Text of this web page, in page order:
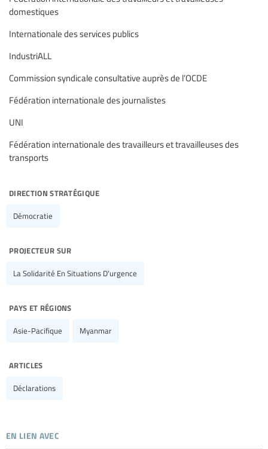
domestiques
Internationale des services publics
IndustriALL
Commission syndicale consultative auprès de l’OCDE
Fédération internationale des journalistes
UNI
Fédération internationale des travailleurs et travailleuses des
transports
direction stratégique
Démocratie
projecteur sur
La Solidarité En Situations D'urgence
pays et régions
Asie-Pacifique Myanmar
articles
Déclarations
en lien avec